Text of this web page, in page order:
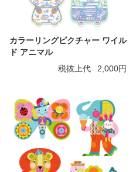
カラーリングピクチャー ワイル
ド アニマル
税抜上代
2,000円